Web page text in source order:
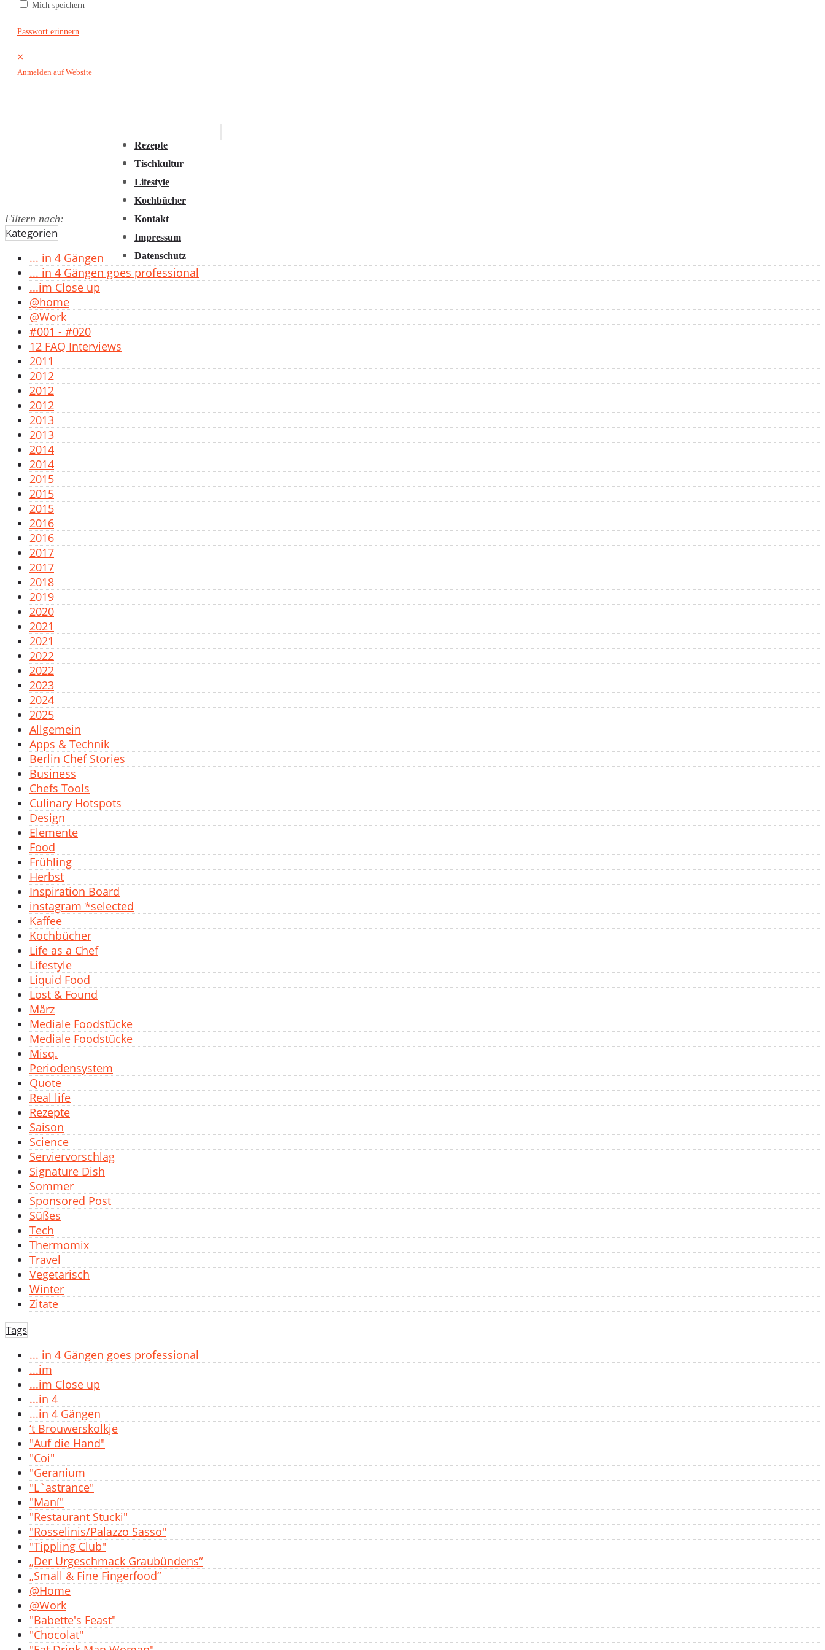
Mich speichern
Passwort erinnern
×
Anmelden auf Website
Rezepte
Tischkultur
Lifestyle
Kochbücher
2015
2012
Kontakt
Impressum
Datenschutz
Filtern nach:
Kategorien
... in 4 Gängen
... in 4 Gängen goes professional
...im Close up
@home
@Work
#001 - #020
12 FAQ Interviews
2011
2012
2012
2012
2013
2013
2014
2014
2015
2015
2015
2016
2016
2017
2017
2018
2019
2020
2021
2021
2022
2022
2023
2024
2025
Allgemein
Apps & Technik
Berlin Chef Stories
Business
Chefs Tools
Culinary Hotspots
Design
Elemente
Food
Frühling
Herbst
Inspiration Board
instagram *selected
Kaffee
Kochbücher
Life as a Chef
Lifestyle
Liquid Food
Lost & Found
März
Mediale Foodstücke
Mediale Foodstücke
Misq.
Periodensystem
Quote
Real life
Rezepte
Saison
Science
Serviervorschlag
Signature Dish
Sommer
Sponsored Post
Süßes
Tech
Thermomix
Travel
Vegetarisch
Winter
Zitate
Tags
... in 4 Gängen goes professional
...im
...im Close up
...in 4
...in 4 Gängen
‘t Brouwerskolkje
"Auf die Hand"
"Coi"
"Geranium
"L`astrance"
"Maní"
"Restaurant Stucki"
"Rosselinis/Palazzo Sasso"
"Tippling Club"
„Der Urgeschmack Graubündens“
„Small & Fine Fingerfood“
@Home
@Work
"Babette's Feast"
"Chocolat"